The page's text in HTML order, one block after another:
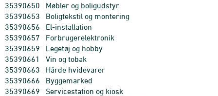
35390650
Møbler og boligudstyr
35390653
Boligtekstil og montering
35390656
El-installation
35390657
Forbrugerelektronik
35390659
Legetøj og hobby
35390661
Vin og tobak
35390663
Hårde hvidevarer
35390666
Byggemarked
35390669
Servicestation og kiosk